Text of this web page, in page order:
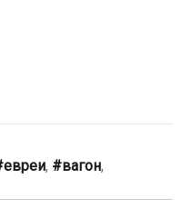
евреи, вагон,